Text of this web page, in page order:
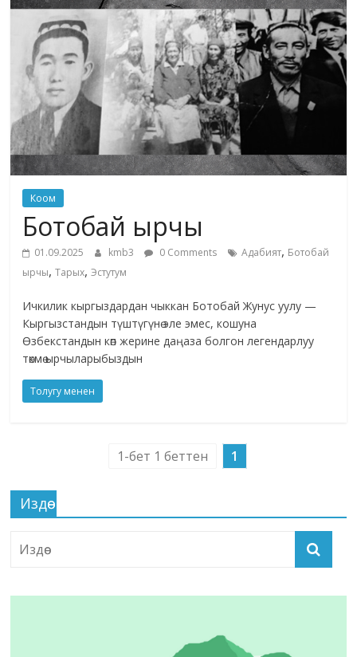
адабияты
Коом
Ботобай ырчы
01.09.2025 kmb3 0 Comments Адабият, Ботобай
ырчы,Тарых,Эстутум
Ичкилик кыргыздардан чыккан Ботобай Жунус уулу —
Кыргызстандын түштүгүнө эле эмес, кошуна
Өзбекстандын көп жерине даңаза болгон легендарлуу
төкмө ырчыларыбыздын
Толугу менен
1-бет 1 беттен 1
Издөө